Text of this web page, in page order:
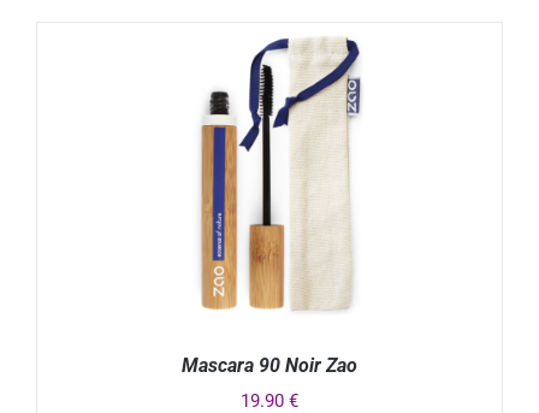
DÉTAILS
Mascara 90 Noir Zao
19.90 €